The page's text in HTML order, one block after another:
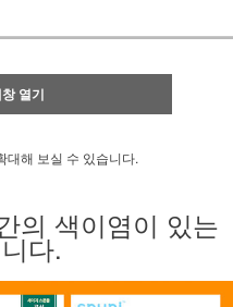
열기
대해 보실 수 있습니다.
의 색이염이 있는
다.